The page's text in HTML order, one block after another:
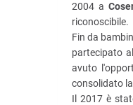
2004 a
riconoscibile.
Fin da
partecipato
avuto
consolidato
Il 2017 è